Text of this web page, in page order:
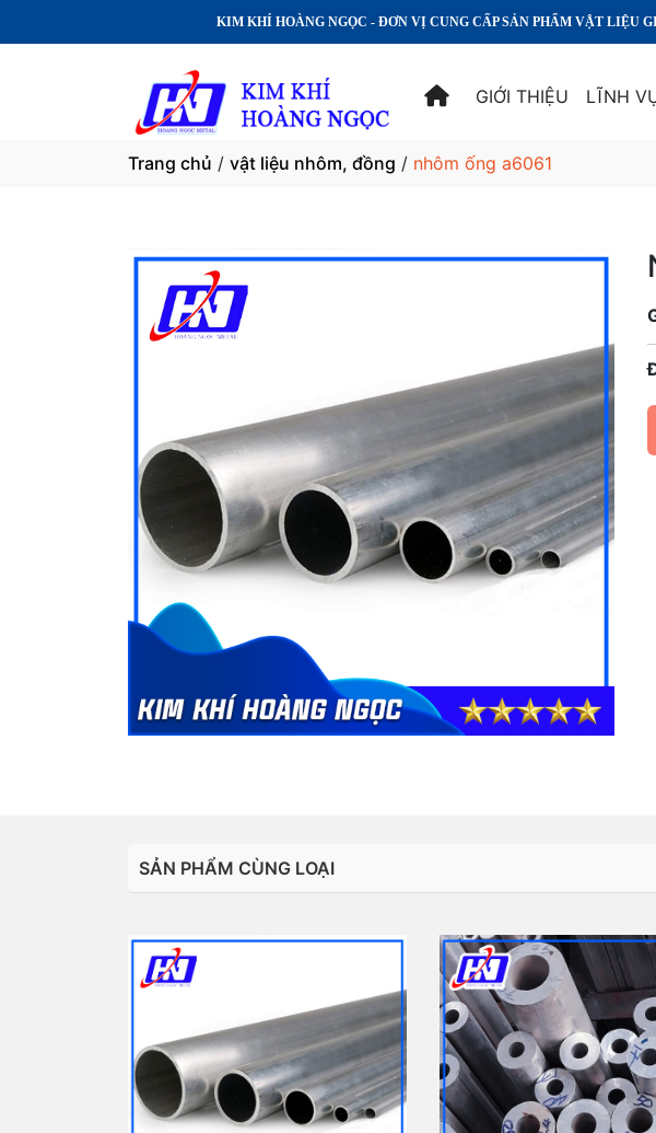
KIM KHÍ HOÀNG NGỌC - ĐƠN VỊ CUNG CẤP SẢN PHẨM VẬT LIỆU GIA CÔNG CƠ KHÍ
GIỚI THIỆU LĨNH
Trang chủ / vật liệu nhôm, đồng / nhôm ống a6061
SẢN PHẨM CÙNG LOẠI